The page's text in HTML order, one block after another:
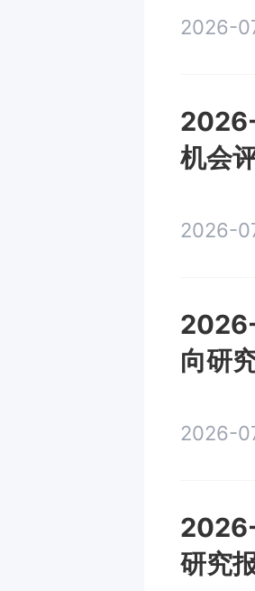
2026-
机会
2026-
向研
2026-
研究